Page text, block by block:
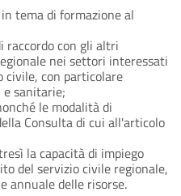
tema di formazione al
raccordo con gli altri
nei settori interessati
civile, con particolare
sanitarie;
le modalità di
Consulta di cui all'articolo
la capacità di impiego
del servizio civile regionale,
annuale delle risorse.